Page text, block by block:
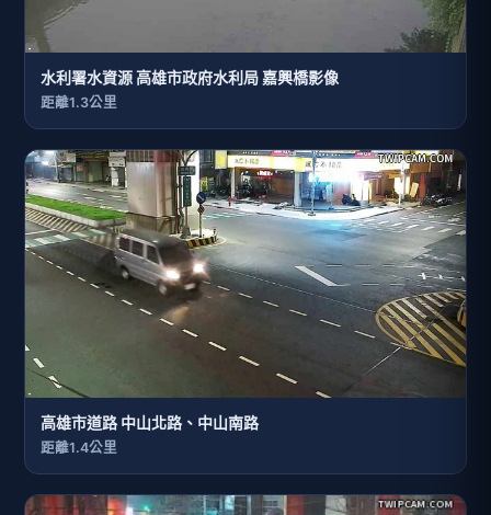
水利署水資源 高雄市政府水利局 嘉興橋影像
距離1.3公里
高雄市道路 中山北路、中山南路
距離1.4公里